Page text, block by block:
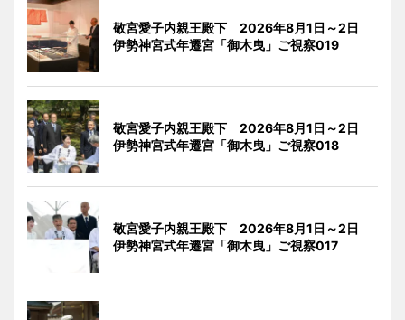
敬宮愛子内親王殿下 2026年8月1日～2日
伊勢神宮式年遷宮「御木曳」ご視察019
敬宮愛子内親王殿下 2026年8月1日～2日
伊勢神宮式年遷宮「御木曳」ご視察018
敬宮愛子内親王殿下 2026年8月1日～2日
伊勢神宮式年遷宮「御木曳」ご視察017